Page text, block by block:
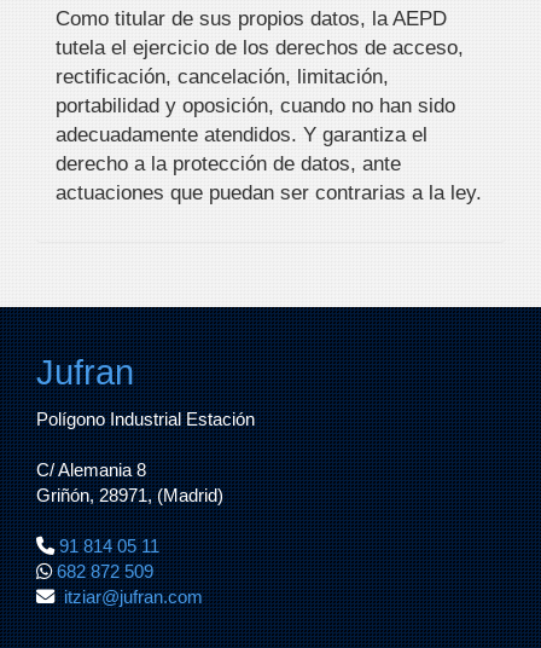
Como titular de sus propios datos, la AEPD
tutela el ejercicio de los derechos de acceso,
rectificación, cancelación, limitación,
portabilidad y oposición, cuando no han sido
adecuadamente atendidos. Y garantiza el
derecho a la protección de datos, ante
actuaciones que puedan ser contrarias a la ley.
Jufran
Polígono Industrial Estación
C/ Alemania 8
Griñón, 28971, (Madrid)
91 814 05 11
682 872 509
itziar
jufran.com